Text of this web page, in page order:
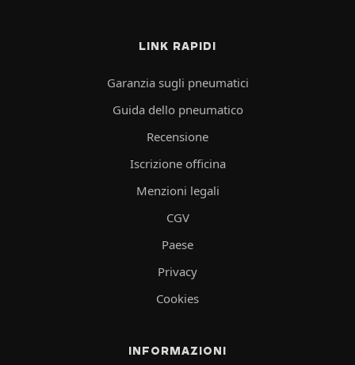
LINK RAPIDI
Garanzia sugli pneumatici
Guida dello pneumatico
Recensione
Iscrizione officina
Menzioni legali
CGV
Paese
Privacy
Cookies
INFORMAZIONI